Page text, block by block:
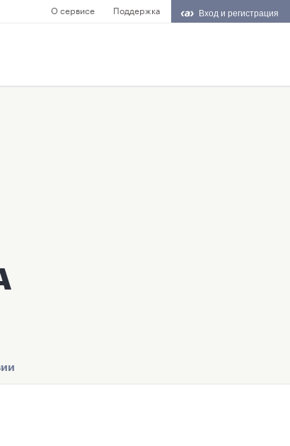
О сервисе Поддержка Вход и регистрация